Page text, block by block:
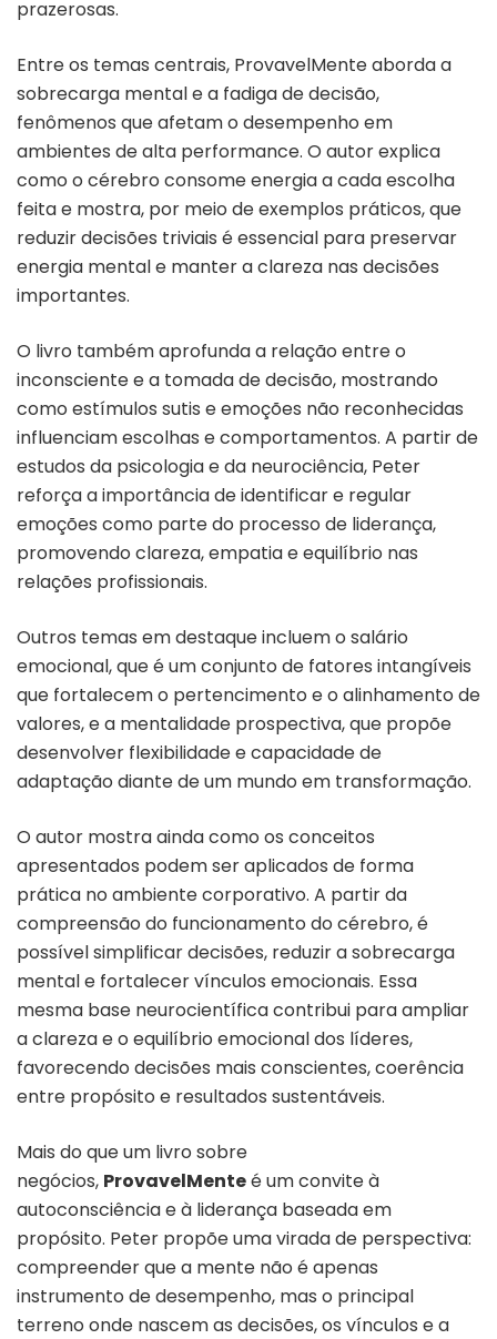
prazerosas.
Entre os temas centrais, ProvavelMenteaborda a
sobrecarga mental e a fadiga de decisão,
fenômenos que afetam o desempenho em
ambientes de alta performance. O autor explica
como o cérebro consome energia a cada escolha
feita e mostra, por meio de exemplos práticos, que
reduzir decisões triviais é essencial para preservar
energia mental e manter a clareza nas decisões
importantes.
O livro também aprofunda a relação entre o
inconsciente e a tomada de decisão, mostrando
como estímulos sutis e emoções não reconhecidas
influenciam escolhas e comportamentos. A partir de
estudos da psicologia e da neurociência, Peter
reforça a importância de identificar e regular
emoções como parte do processo de liderança,
promovendo clareza, empatia e equilíbrio nas
relações profissionais.
Outros temas em destaque incluem o salário
emocional, que é um conjunto de fatores intangíveis
que fortalecem o pertencimento e o alinhamento de
valores, e a mentalidade prospectiva, que propõe
desenvolver flexibilidade e capacidade de
adaptação diante de um mundo em transformação.
O autor mostra ainda como os conceitos
apresentados podem ser aplicados de forma
prática no ambiente corporativo. A partir da
compreensão do funcionamento do cérebro, é
possível simplificar decisões, reduzir a sobrecarga
mental e fortalecer vínculos emocionais. Essa
mesma base neurocientífica contribui para ampliar
a clareza e o equilíbrio emocional dos líderes,
favorecendo decisões mais conscientes, coerência
entre propósito e resultados sustentáveis.
Mais do que um livro sobre
negócios, ProvavelMenteé um convite à
autoconsciência e à liderança baseada em
propósito. Peter propõe uma virada de perspectiva:
compreender que a mente não é apenas
instrumento de desempenho, mas o principal
terreno onde nascem as decisões, os vínculos e a